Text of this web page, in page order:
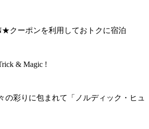
クーポンを利用しておトクに宿泊
& Magic !
の彩りに包まれて「ノルディック・ヒュ